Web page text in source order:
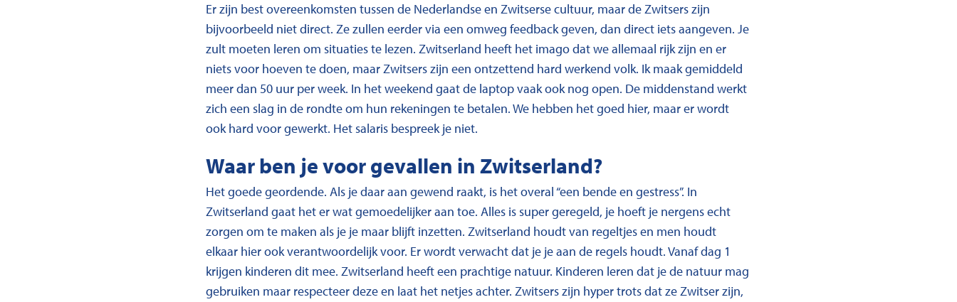
Er zijn best overeenkomsten tussen de Nederlandse en Zwitserse cultuur, maar de Zwitsers zijn
bijvoorbeeld niet direct. Ze zullen eerder via een omweg feedback geven, dan direct iets aangeven. Je
zult moeten leren om situaties te lezen. Zwitserland heeft het imago dat we allemaal rijk zijn en er
niets voor hoeven te doen, maar Zwitsers zijn een ontzettend hard werkend volk. Ik maak gemiddeld
meer dan 50 uur per week. In het weekend gaat de laptop vaak ook nog open. De middenstand werkt
zich een slag in de rondte om hun rekeningen te betalen. We hebben het goed hier, maar er wordt
ook hard voor gewerkt. Het salaris bespreek je niet.
Waar ben je voor gevallen in Zwitserland?
Het goede geordende. Als je daar aan gewend raakt, is het overal “een bende en gestress”. In
Zwitserland gaat het er wat gemoedelijker aan toe. Alles is super geregeld, je hoeft je nergens echt
zorgen om te maken als je je maar blijft inzetten. Zwitserland houdt van regeltjes en men houdt
elkaar hier ook verantwoordelijk voor. Er wordt verwacht dat je je aan de regels houdt. Vanaf dag 1
krijgen kinderen dit mee. Zwitserland heeft een prachtige natuur. Kinderen leren dat je de natuur mag
gebruiken maar respecteer deze en laat het netjes achter. Zwitsers zijn hyper trots dat ze Zwitser zijn,